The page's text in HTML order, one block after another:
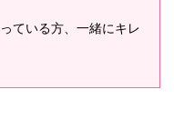
ている方、一緒にキレ